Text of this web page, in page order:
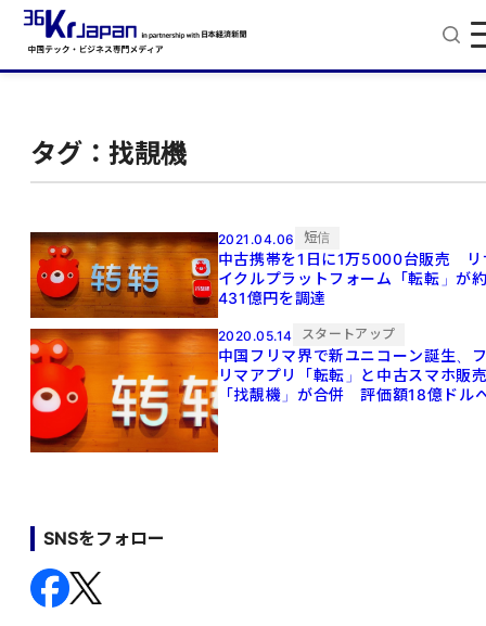
タグ：找靚機
2021.04.06 短信
中古携帯を1日に1万5000台販売 リ
イクルプラットフォーム「転転」が
431億円を調達
2020.05.14 スタートアップ
中国フリマ界で新ユニコーン誕生、
リマアプリ「転転」と中古スマホ販
「找靚機」が合併 評価額18億ドル
SNSをフォロー